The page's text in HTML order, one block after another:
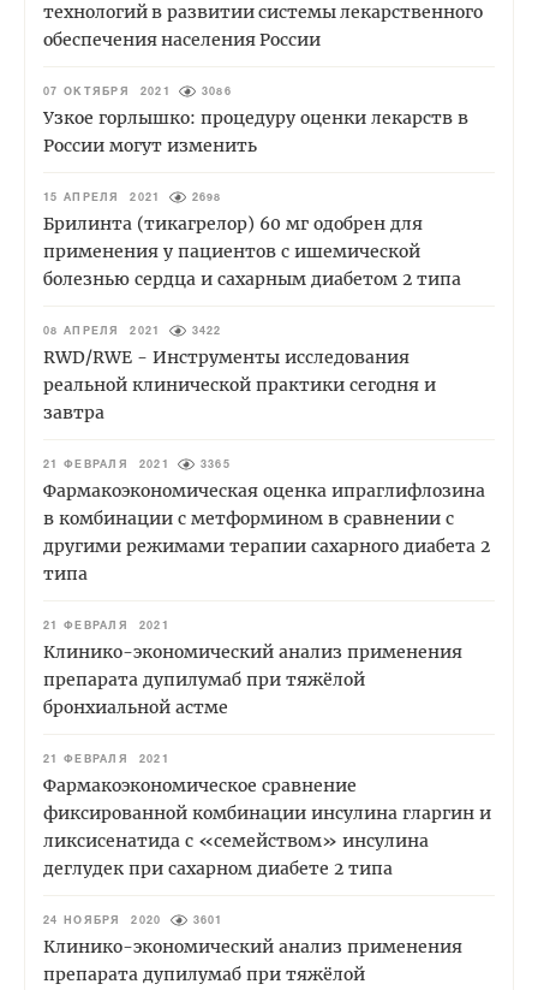
технологий в развитии системы лекарственного
обеспечения населения России
07 ОКТЯБРЯ 2021 3086
Узкое горлышко: процедуру оценки лекарств в
России могут изменить
15 АПРЕЛЯ 2021 2698
Брилинта (тикагрелор) 60 мг одобрен для
применения у пациентов с ишемической
болезнью сердца и сахарным диабетом 2 типа
08 АПРЕЛЯ 2021 3422
RWD/RWE - Инструменты исследования
реальной клинической практики сегодня и
завтра
21 ФЕВРАЛЯ 2021 3365
Фармакоэкономическая оценка ипраглифлозина
в комбинации с метформином в сравнении с
другими режимами терапии сахарного диабета 2
типа
21 ФЕВРАЛЯ 2021
Клинико-экономический анализ применения
препарата дупилумаб при тяжёлой
бронхиальной астме
21 ФЕВРАЛЯ 2021
Фармакоэкономическое сравнение
фиксированной комбинации инсулина гларгин и
ликсисенатида с «семейством» инсулина
деглудек при сахарном диабете 2 типа
24 НОЯБРЯ 2020 3601
Клинико-экономический анализ применения
препарата дупилумаб при тяжёлой